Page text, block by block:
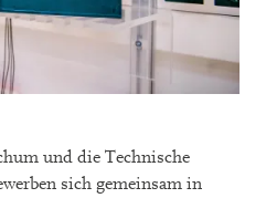
und die Technische
sich gemeinsam in